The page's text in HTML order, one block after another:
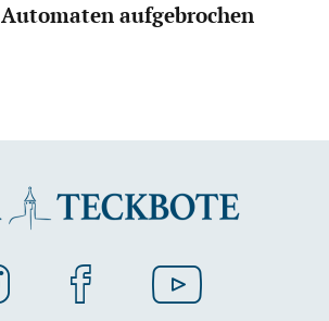
Automaten aufgebrochen